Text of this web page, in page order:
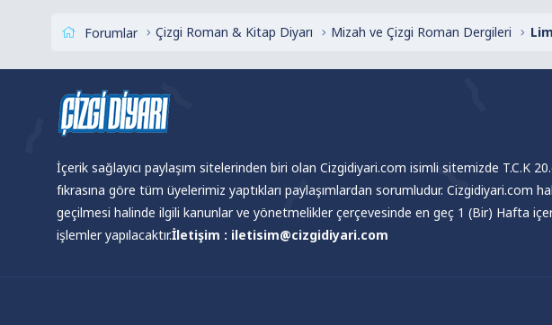
Forumlar Çizgi Roman & Kitap Diyarı Mizah ve Çizgi Roman Dergileri
İçerik sağlayıcı paylaşım sitelerinden biri olan Cizgidiyari.com isimli sitemizde T.C.K
fıkrasına göre tüm üyelerimiz yaptıkları paylaşımlardan sorumludur. Cizgidiyari.com
geçilmesi halinde ilgili kanunlar ve yönetmelikler çerçevesinde en geç 1 (Bir) Hafta
işlemler yapılacaktır.İletişim : iletisim@cizgidiyari.com